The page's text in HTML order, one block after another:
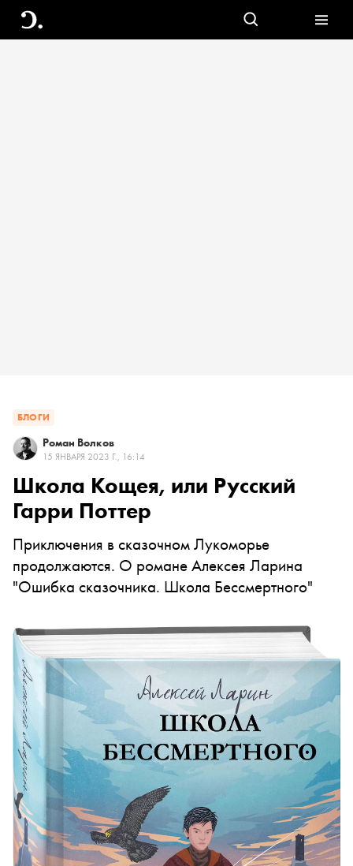
БЛОГИ
Роман Волков
15 ЯНВАРЯ 2023 Г., 16:14
Школа Кощея, или Русский
Гарри Поттер
Приключения в сказочном Лукоморье
продолжаются. О романе Алексея Ларина
"Ошибка сказочника. Школа Бессмертного"